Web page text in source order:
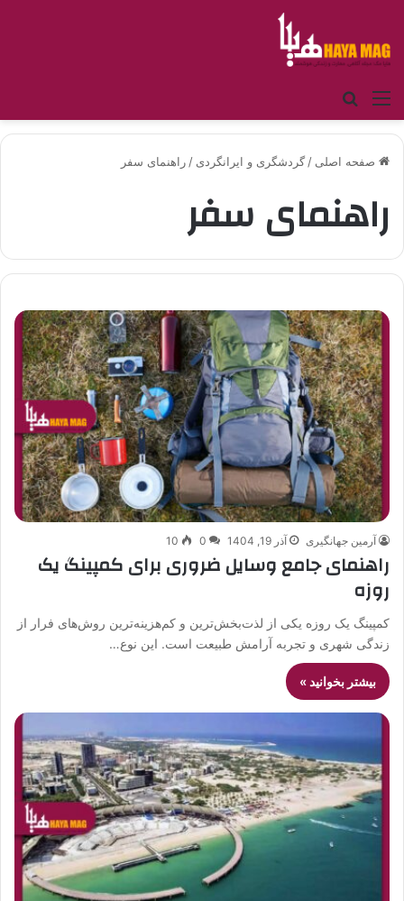
منو
صفحه اصلی / گردشگری و ایرانگردی / راهنمای سفر
راهنمای سفر
آرمین جهانگیری آذر 19, 1404 0
10
راهنمای جامع وسایل ضروری برای کمپینگ یک
روزه
کمپینگ یک روزه یکی از لذت‌بخش‌ترین و کم‌هزینه‌ترین روش‌های فرار از
زندگی شهری و تجربه آرامش طبیعت است. این نوع…
بیشتر بخوانید »